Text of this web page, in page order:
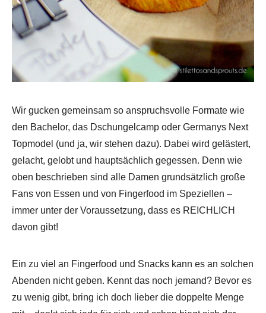
Wir gucken gemeinsam so anspruchsvolle Formate wie
den Bachelor, das Dschungelcamp oder Germanys Next
Topmodel (und ja, wir stehen dazu). Dabei wird gelästert,
gelacht, gelobt und hauptsächlich gegessen. Denn wie
oben beschrieben sind alle Damen grundsätzlich große
Fans von Essen und von Fingerfood im Speziellen –
immer unter der Voraussetzung, dass es REICHLICH
davon gibt!
Ein zu viel an Fingerfood und Snacks kann es an solchen
Abenden nicht geben. Kennt das noch jemand? Bevor es
zu wenig gibt, bring ich doch lieber die doppelte Menge